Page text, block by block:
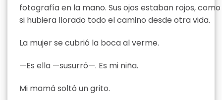
fotografía en la mano. Sus ojos estaban rojos, como
si hubiera llorado todo el camino desde otra vida.
La mujer se cubrió la boca al verme.
—Es ella —susurró—. Es mi niña.
Mi mamá soltó un grito.